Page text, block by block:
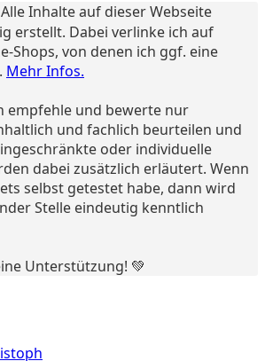
Alle Inhalte auf dieser Webseite
erstellt. Dabei verlinke ich auf
Shops, von denen ich ggf. eine
Mehr Infos.
empfehle und bewerte nur
und fachlich beurteilen und
oder individuelle
dabei zusätzlich erläutert. Wenn
selbst getestet habe, dann wird
Stelle eindeutig kenntlich
Unterstützung! 💚